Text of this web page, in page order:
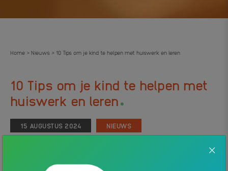
Home > Nieuws > 10 Tips om je kind te helpen met huiswerk en leren
10 Tips om je kind te helpen met
huiswerk en leren.
15 AUGUSTUS 2024 NIEUWS